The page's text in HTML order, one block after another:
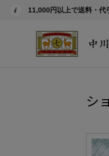
11,000円以上で送料・代
シ